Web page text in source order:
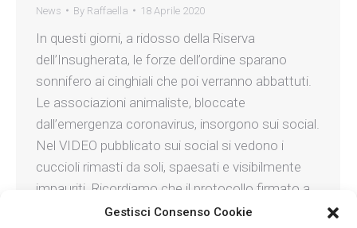
Gestisci Consenso Cookie
News By Raffaella 18 Aprile 2020
In questi giorni, a ridosso della Riserva
dell’Insugherata, le forze dell’ordine sparano
sonnifero ai cinghiali che poi verranno abbattuti.
Le associazioni animaliste, bloccate
dall’emergenza coronavirus, insorgono sui social.
Nel VIDEO pubblicato sui social si vedono i
cuccioli rimasti da soli, spaesati e visibilmente
impauriti. Ricordiamo che il protocollo firmato a
maggio 2019 alla Regione Lazio…